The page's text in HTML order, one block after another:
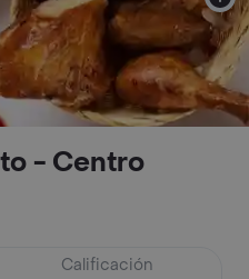
- Centro
Calificación